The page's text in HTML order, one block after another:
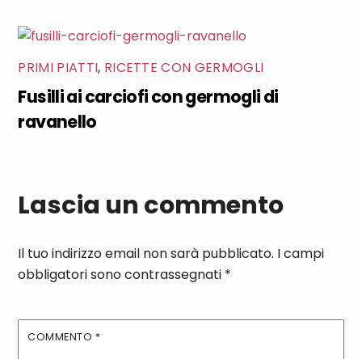
PRIMI PIATTI, RICETTE CON GERMOGLI
Fusilli ai carciofi con germogli di
ravanello
Lascia un commento
Il tuo indirizzo email non sarà pubblicato. I campi
obbligatori sono contrassegnati *
COMMENTO *